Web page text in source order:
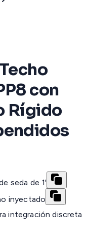
con
Rígido
seda de 1'
inyectado
integración discreta